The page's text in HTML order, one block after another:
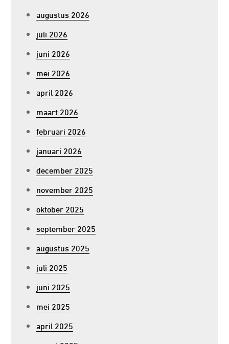
augustus 2026
juli 2026
juni 2026
mei 2026
april 2026
maart 2026
februari 2026
januari 2026
december 2025
november 2025
oktober 2025
september 2025
augustus 2025
juli 2025
juni 2025
mei 2025
april 2025